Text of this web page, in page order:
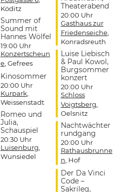
Köditz
Summer of
Sound mit
Hannes Wölfel
19:00 Uhr
Konzertscheun
e, Gefrees
Kinosommer
20:00 Uhr
Kurpark
Weissenstadt
Romeo und
Julia,
Schauspiel
20:30 Uhr
Luisenburg
Wunsiedel
Theaterabend
20:00 Uhr
Gasthaus zur
Friedenseiche,
Konradsreuth
Luise Liebisch
& Paul Kowol,
Burgsommer
konzert
20:00 Uhr
Schloss
Voigtsberg
Oelsnitz
Nachtwächter
rundgang
20:00 Uhr
Rathausbrunne
n , Hof
Der Da Vinci
Code –
Sakrileg,